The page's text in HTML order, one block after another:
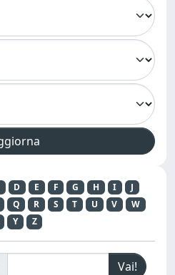
D E F G H I
J
Q R S T U V
W
Y Z